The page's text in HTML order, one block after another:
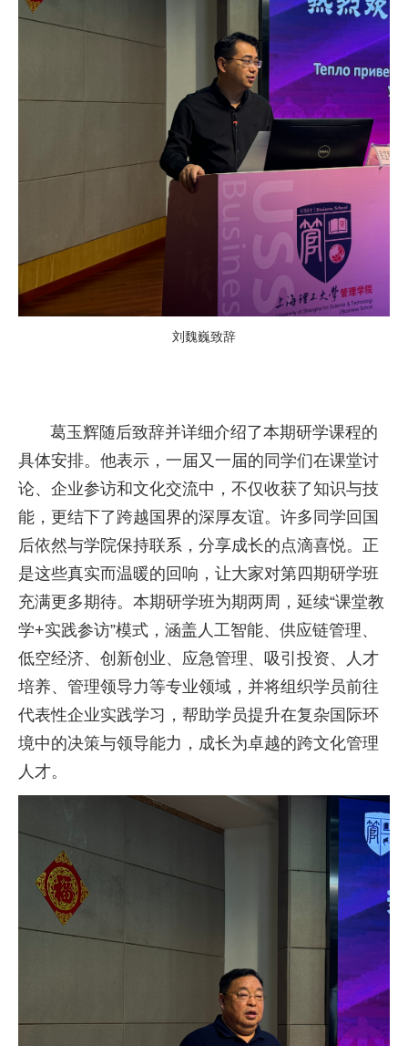
刘魏巍致辞
葛玉辉随后致辞并详细介绍了本期研学课程的
具体安排。他表示，一届又一届的同学们在课堂讨
论、企业参访和文化交流中，不仅收获了知识与技
能，更结下了跨越国界的深厚友谊。许多同学回国
后依然与学院保持联系，分享成长的点滴喜悦。正
是这些真实而温暖的回响，让大家对第四期研学班
充满更多期待。本期研学班为期两周，延续“课堂教
学+实践参访”模式，涵盖人工智能、供应链管理、
低空经济、创新创业、应急管理、吸引投资、人才
培养、管理领导力等专业领域，并将组织学员前往
代表性企业实践学习，帮助学员提升在复杂国际环
境中的决策与领导能力，成长为卓越的跨文化管理
人才。